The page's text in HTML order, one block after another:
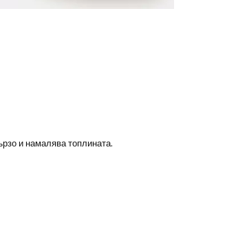
и намалява топлината.